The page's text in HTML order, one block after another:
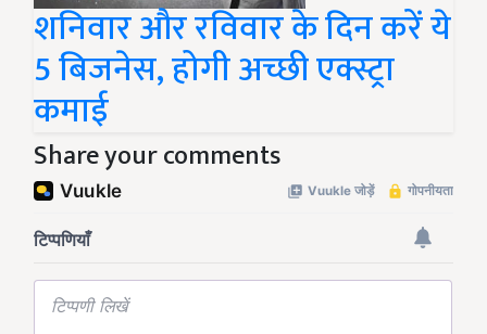
शनिवार और रविवार के दिन करें ये
5 बिजनेस, होगी अच्छी एक्स्ट्रा
कमाई
Share your comments